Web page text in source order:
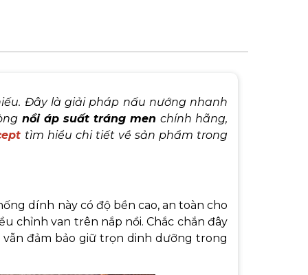
Đây là giải pháp nấu nướng nhanh
nồi áp suất tráng men chính hãng,
tìm hiểu chi tiết về sản phẩm trong
dính này có độ bền cao, an toàn cho
chỉnh van trên nắp nồi. Chắc chắn đây
đảm bảo giữ trọn dinh dưỡng trong